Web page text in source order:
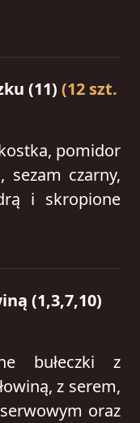
(11) (12 szt.
pomidor
sezam czarny,
i skropione
(1,3,7,10)
bułeczki z
z serem,
oraz